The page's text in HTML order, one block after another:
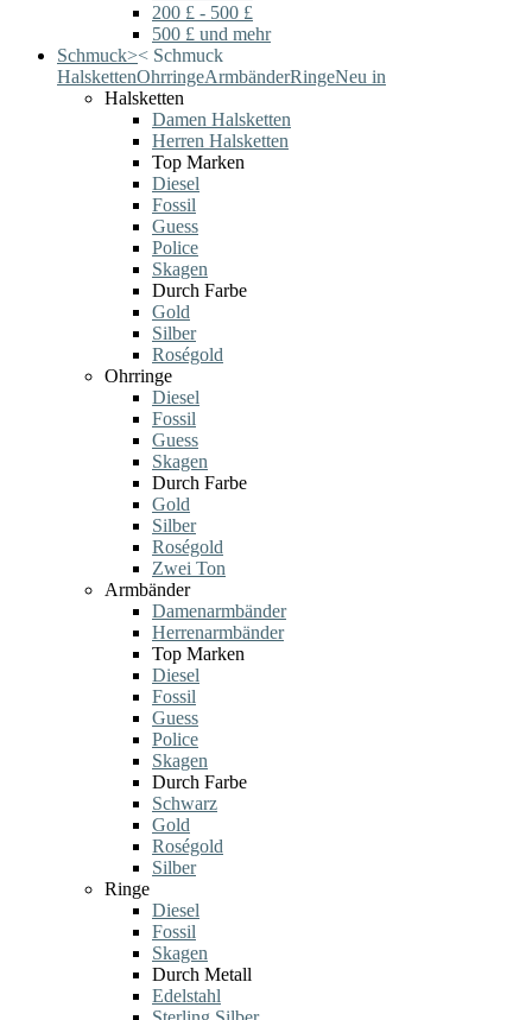
200 £ - 500 £
500 £ und mehr
Schmuck>< Schmuck
HalskettenOhrringeArmbänderRingeNeu in
Halsketten
Damen Halsketten
Herren Halsketten
Top Marken
Diesel
Fossil
Guess
Police
Skagen
Durch Farbe
Gold
Silber
Roségold
Ohrringe
Diesel
Fossil
Guess
Skagen
Durch Farbe
Gold
Silber
Roségold
Zwei Ton
Armbänder
Damenarmbänder
Herrenarmbänder
Top Marken
Diesel
Fossil
Guess
Police
Skagen
Durch Farbe
Schwarz
Gold
Roségold
Silber
Ringe
Diesel
Fossil
Skagen
Durch Metall
Edelstahl